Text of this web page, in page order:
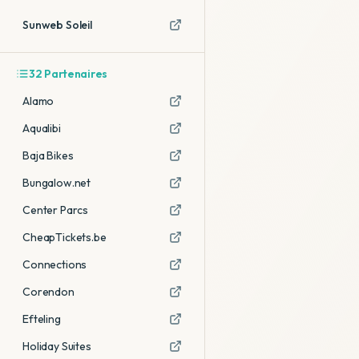
Sunweb Soleil
32 Partenaires
Alamo
Aqualibi
Baja Bikes
Bungalow.net
Center Parcs
CheapTickets.be
Connections
Corendon
Efteling
Holiday Suites